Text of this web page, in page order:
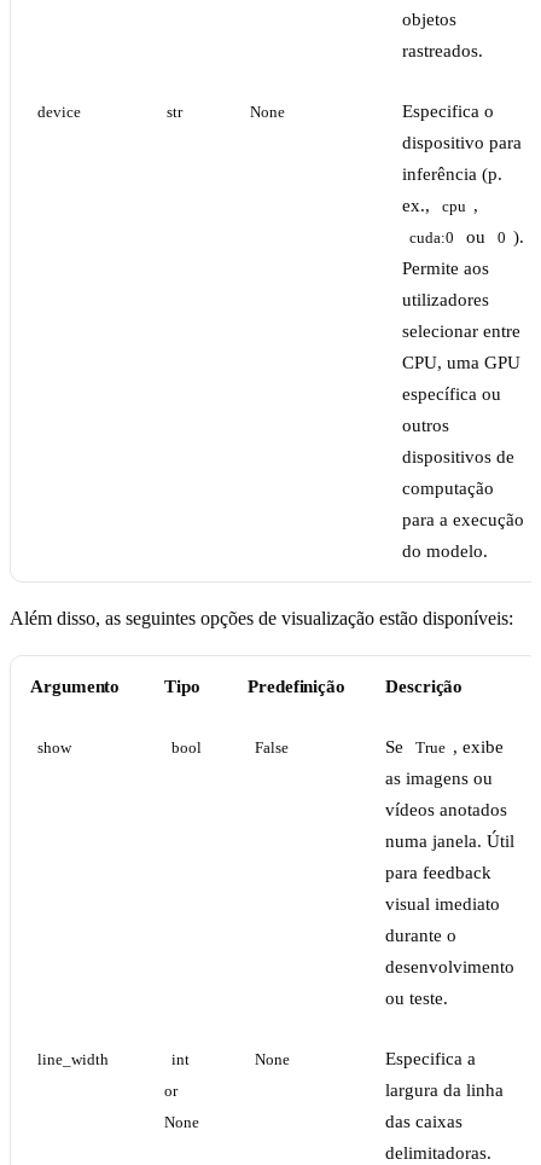
objetos
rastreados.
device str None
Especifica o
dispositivo para
inferência (p.
ex.,
cpu ,
cuda:0 ou 0 ).
Permite aos
utilizadores
selecionar entre
CPU, uma GPU
específica ou
outros
dispositivos de
computação
para a execução
do modelo.
Além disso, as seguintes opções de visualização estão disponíveis:
Argumento Tipo Predefinição Descrição
show bool False Se True , exibe
as imagens ou
vídeos anotados
numa janela. Útil
para feedback
visual imediato
durante o
desenvolvimento
ou teste.
line_width
int
or
None
None
Especifica a
largura da linha
das caixas
delimitadoras.